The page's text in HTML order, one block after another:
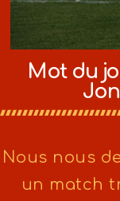
Mot du
Nous nous
un match